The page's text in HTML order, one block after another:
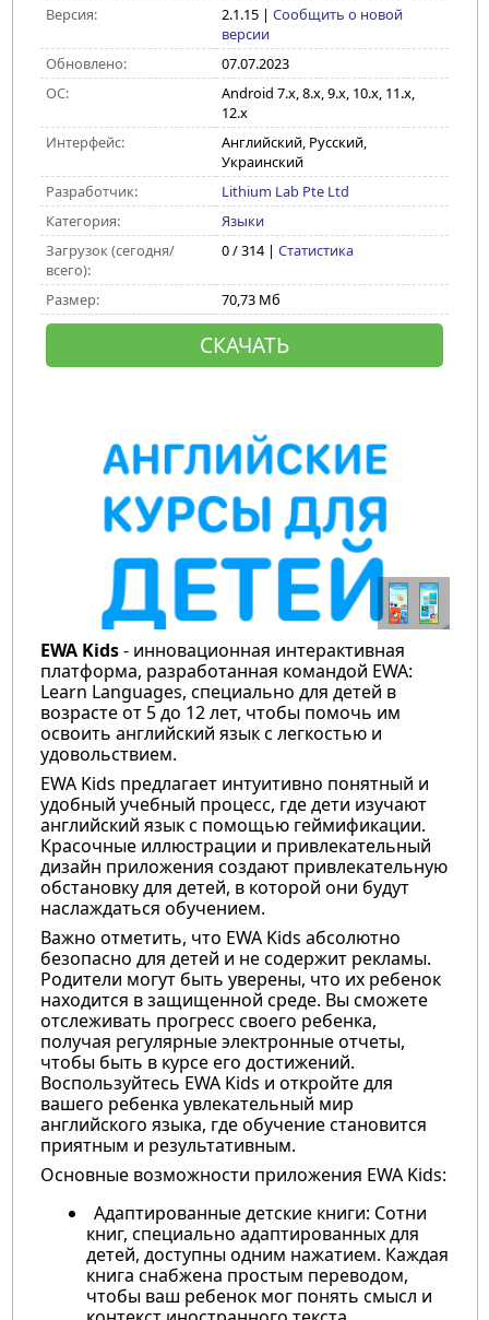
Версия:
2.1.15| Сообщить о новой
версии
Обновлено:
07.07.2023
ОС:
Android 7.x, 8.x, 9.x, 10.x, 11.x,
12.x
Интерфейс:
Английский, Русский,
Украинский
Разработчик:
Lithium Lab Pte Ltd
Категория:
Языки
Загрузок (сегодня/
всего):
0 / 314 | Статистика
Размер: 70,73 Мб
СКАЧАТЬ
EWA Kids- инновационная интерактивная
платформа, разработанная командой EWA:
Learn Languages, специально для детей в
возрасте от 5 до 12 лет, чтобы помочь им
освоить английский язык с легкостью и
удовольствием.
EWA Kids предлагает интуитивно понятный и
удобный учебный процесс, где дети изучают
английский язык с помощью геймификации.
Красочные иллюстрации и привлекательный
дизайн приложения создают привлекательную
обстановку для детей, в которой они будут
наслаждаться обучением.
Важно отметить, что EWA Kids абсолютно
безопасно для детей и не содержит рекламы.
Родители могут быть уверены, что их ребенок
находится в защищенной среде. Вы сможете
отслеживать прогресс своего ребенка,
получая регулярные электронные отчеты,
чтобы быть в курсе его достижений.
Воспользуйтесь EWA Kids и откройте для
вашего ребенка увлекательный мир
английского языка, где обучение становится
приятным и результативным.
Основные возможности приложения EWA Kids:
Адаптированные детские книги: Сотни
книг, специально адаптированных для
детей, доступны одним нажатием. Каждая
книга снабжена простым переводом,
чтобы ваш ребенок мог понять смысл и